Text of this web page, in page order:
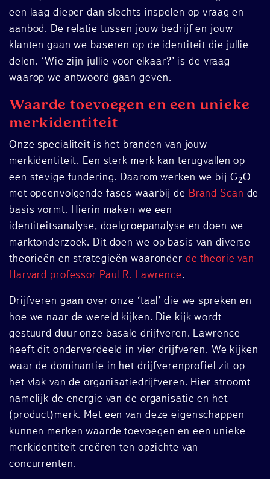
een laag dieper dan slechts inspelen op vraag en
aanbod. De relatie tussen jouw bedrijf en jouw
klanten gaan we baseren op de identiteit die jullie
delen. ‘Wie zijn jullie voor elkaar?’ is de vraag
waarop we antwoord gaan geven.
Waarde toevoegen en een unieke
merkidentiteit
Onze specialiteit is het branden van jouw
merkidentiteit. Een sterk merk kan terugvallen op
een stevige fundering. Daarom werken we bij G2O
met opeenvolgende fases waarbij de Brand Scan de
basis vormt. Hierin maken we een
identiteitsanalyse, doelgroepanalyse en doen we
marktonderzoek. Dit doen we op basis van diverse
theorieën en strategieën waaronder de theorie van
Harvard professor Paul R. Lawrence.
Drijfveren gaan over onze ‘taal’ die we spreken en
hoe we naar de wereld kijken. Die kijk wordt
gestuurd duur onze basale drijfveren. Lawrence
heeft dit onderverdeeld in vier drijfveren. We kijken
waar de dominantie in het drijfverenprofiel zit op
het vlak van de organisatiedrijfveren. Hier stroomt
namelijk de energie van de organisatie en het
(product)merk. Met een van deze eigenschappen
kunnen merken waarde toevoegen en een unieke
merkidentiteit creëren ten opzichte van
concurrenten.